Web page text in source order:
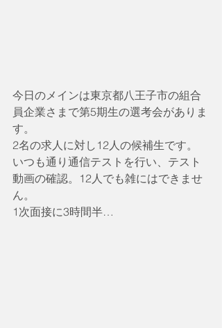
今日のメインは東京都八王子市の組合
員企業さまで第5期生の選考会がありま
す。
2名の求人に対し12人の候補生です。
いつも通り通信テストを行い、テスト
動画の確認。12人でも雑にはできませ
ん。
1次面接に3時間半…